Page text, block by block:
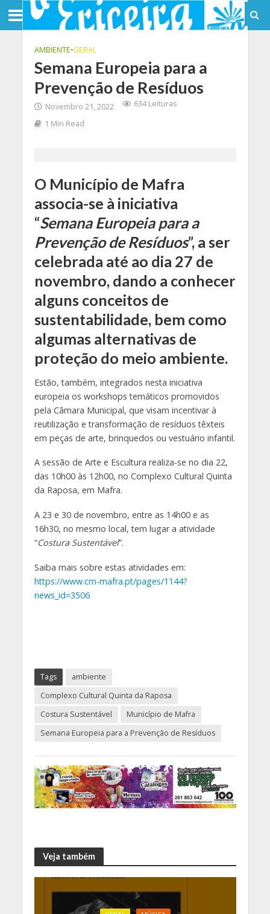
AMBIENTE•GERAL
Semana Europeia para a
Prevenção de Resíduos
Novembro 21, 2022
634 Leituras
1 Min Read
O Município de Mafra
associa-se à iniciativa
“Semana Europeia para a
Prevenção de Resíduos”, a ser
celebrada até ao dia 27 de
novembro, dando a conhecer
alguns conceitos de
sustentabilidade, bem como
algumas alternativas de
proteção do meio ambiente.
Estão, também, integrados nesta iniciativa
europeia os workshops temáticos promovidos
pela Câmara Municipal, que visam incentivar à
reutilização e transformação de resíduos têxteis
em peças de arte, brinquedos ou vestuário infantil.
A sessão de Arte e Escultura realiza-se no dia 22,
das 10h00 às 12h00, no Complexo Cultural Quinta
da Raposa, em Mafra.
A 23 e 30 de novembro, entre as 14h00 e as
16h30, no mesmo local, tem lugar a atividade
“Costura Sustentável”.
Saiba mais sobre estas atividades em:
https://www.cm-mafra.pt/pages/1144?
news_id=3506
Tags
ambiente
Complexo Cultural Quinta da Raposa
Costura Sustentável
Município de Mafra
Semana Europeia para a Prevenção de Resíduos
Veja também